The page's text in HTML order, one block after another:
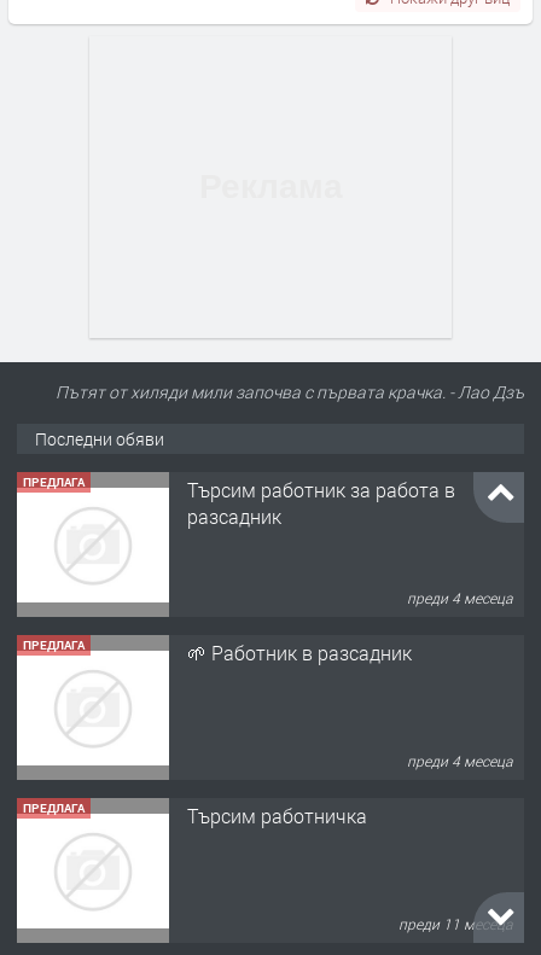
Пътят от хиляди мили започва с първата крачка. - Лао Дзъ
Последни обяви
ПРЕДЛАГА
Търсим работник за работа в
разсадник
преди 4 месеца
ПРЕДЛАГА 🌱 Работник в разсадник
преди 4 месеца
ПРЕДЛАГА Търсим работничка
преди 11 месеца